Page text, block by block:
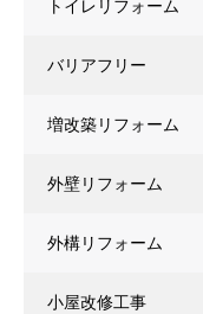
トイレリフォーム
バリアフリー
増改築リフォーム
外壁リフォーム
外構リフォーム
小屋改修工事